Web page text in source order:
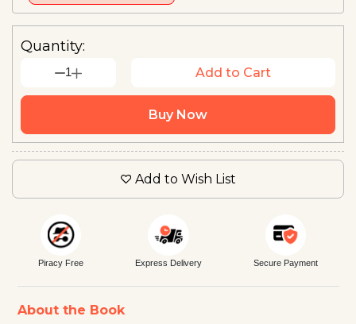
Quantity:
1 Add to Cart
Buy Now
Add to Wish List
Piracy Free Express Delivery Secure Payment
About the Book